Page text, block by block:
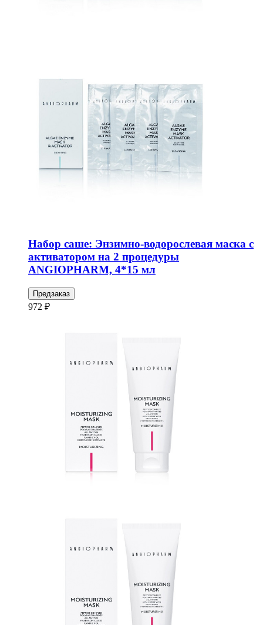
Набор саше: Энзимно-водорослевая маска с
активатором на 2 процедуры
ANGIOPHARM, 4*15 мл
Предзаказ
972 ₽